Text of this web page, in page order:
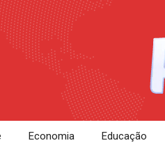
Economia Educação